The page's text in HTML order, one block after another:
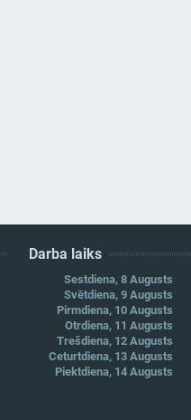
Darba laiks
Sestdiena, 8 Augusts
Svētdiena, 9 Augusts
Pirmdiena, 10 Augusts
Otrdiena, 11 Augusts
Trešdiena, 12 Augusts
Ceturtdiena, 13 Augusts
Piektdiena, 14 Augusts